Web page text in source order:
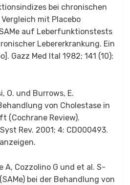
bei chronischen
mit Placebo
auf Leberfunktionstests
Lebererkrankung. Ein
Gazz Med Ital 1982; 141 (10):
O. und Burrows, E.
von Cholestase in
(Cochrane Review).
Rev. 2001; 4: CD000493.
A, Cozzolino G und et al. S-
bei der Behandlung von